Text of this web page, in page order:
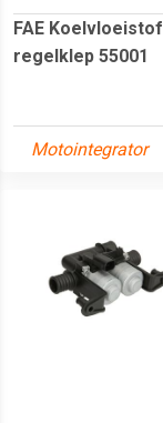
FAE Koelvloeistof
regelklep 55001
Motointegrator